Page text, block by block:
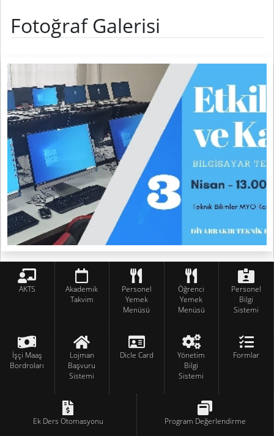
Fotoğraf Galerisi
AKTS
Akademik
Takvim
Personel
Yemek
Menüsü
Öğrenci
Yemek
Menüsü
Personel
Bilgi
Sistemi
İşçi Maaş
Bordroları
Lojman
Başvuru
Sistemi
Dicle Card
Yönetim
Bilgi
Sistemi
Formlar
Ek Ders Otomasyonu Program Değerlendirme